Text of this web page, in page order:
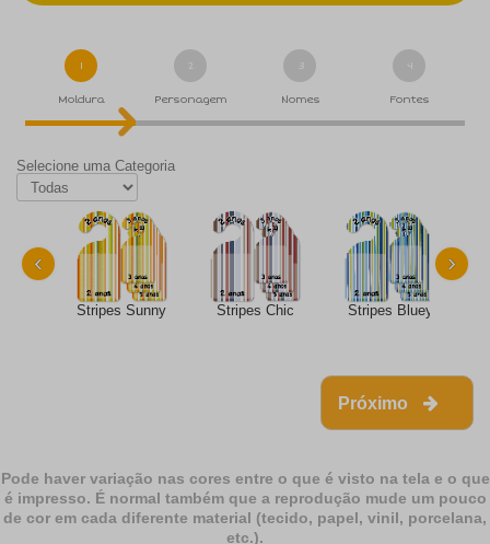
1
Moldura
2
Personagem
3
Nomes
4
Fontes
Selecione uma Categoria
Stripes Sunny Stripes Chic Stripes Bluey
‹ ›
Próximo
Pode haver variação nas cores entre o que é visto na tela e o que
é impresso. É normal também que a reprodução mude um pouco
de cor em cada diferente material (tecido, papel, vinil, porcelana,
etc.).